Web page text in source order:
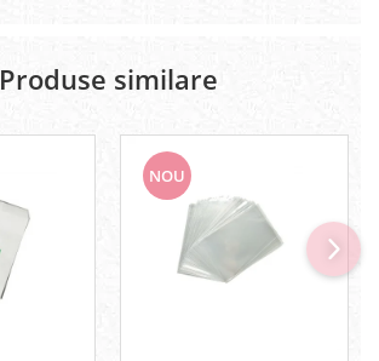
Produse similare
NOU